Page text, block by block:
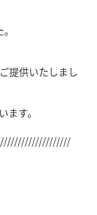
提供いたしまし
す。